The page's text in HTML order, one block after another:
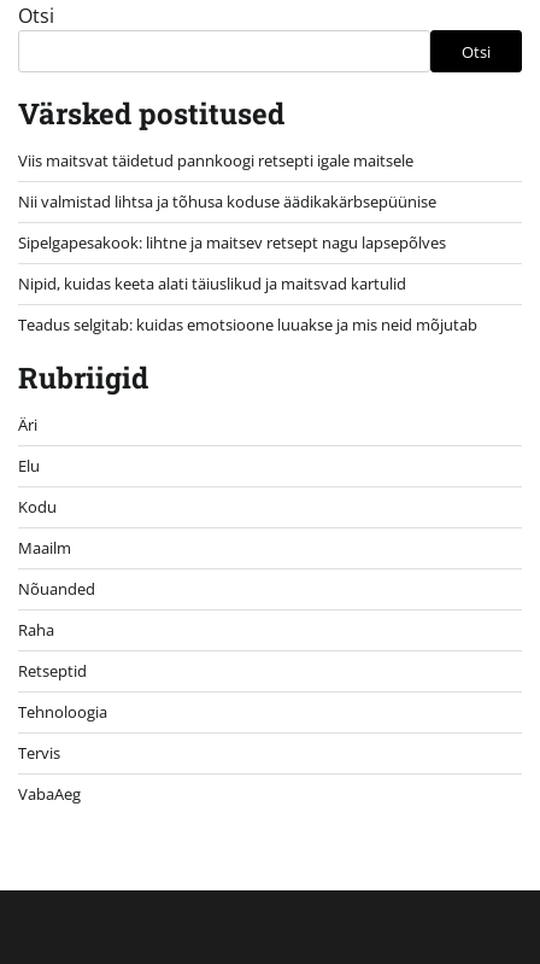
Otsi
Otsi
Värsked postitused
Viis maitsvat täidetud pannkoogi retsepti igale maitsele
Nii valmistad lihtsa ja tõhusa koduse äädikakärbsepüünise
Sipelgapesakook: lihtne ja maitsev retsept nagu lapsepõlves
Nipid, kuidas keeta alati täiuslikud ja maitsvad kartulid
Teadus selgitab: kuidas emotsioone luuakse ja mis neid mõjutab
Rubriigid
Äri
Elu
Kodu
Maailm
Nõuanded
Raha
Retseptid
Tehnoloogia
Tervis
VabaAeg